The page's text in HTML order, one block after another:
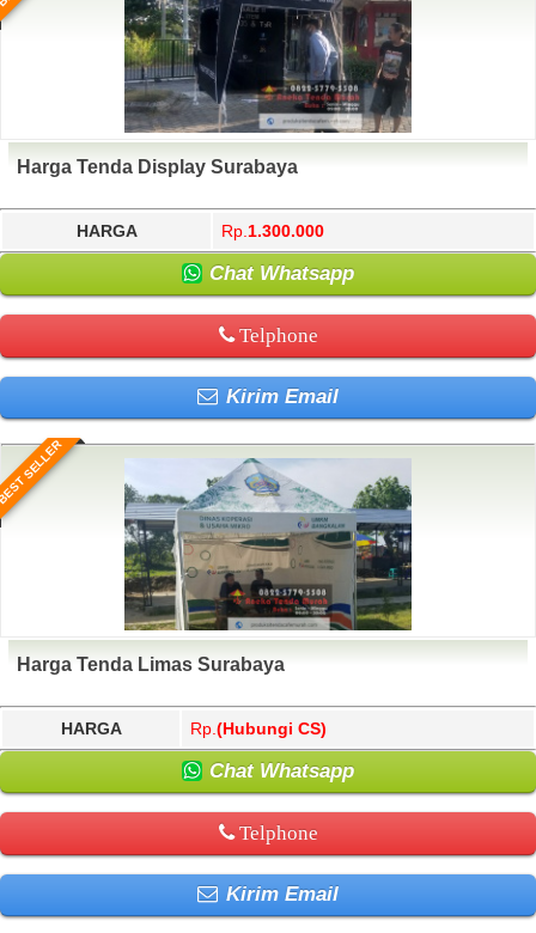
Harga Tenda Display Surabaya
HARGA Rp. 1.300.000
Chat Whatsapp
Telphone
Kirim Email
SELLER
Harga Tenda Limas Surabaya
HARGA Rp. (Hubungi CS)
Chat Whatsapp
Telphone
Kirim Email